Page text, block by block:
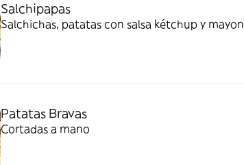
Salchipapas
Salchichas, patatas con salsa kétchup y
Patatas Bravas
Cortadas a mano